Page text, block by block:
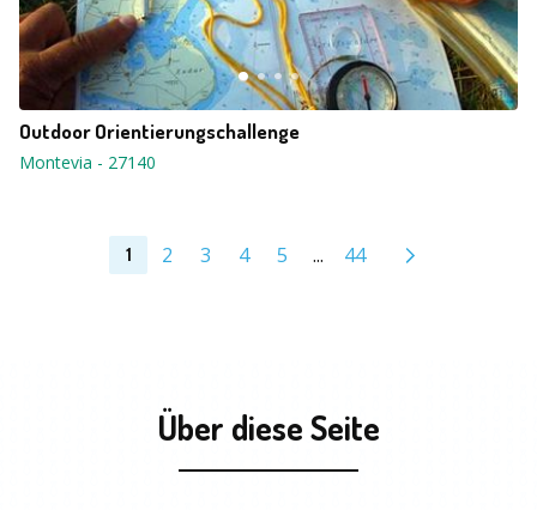
Outdoor Orientierungschallenge
Montevia - 27140
1 2 3 4 5 ... 44
Über diese Seite